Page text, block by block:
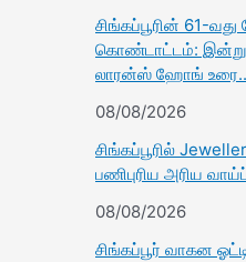
சிங்கப்பூரின் 61-
கொண்டாட்டம்: இன்று
லாரன்ஸ் ஹோங்
08/08/2026
சிங்கப்பூரில்
பணிபுரிய அரிய
08/08/2026
சிங்கப்பூர் வாகன